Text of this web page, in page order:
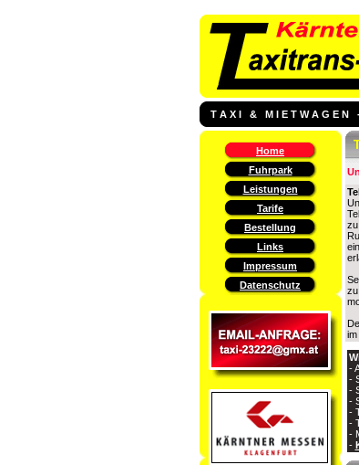
T A X I & M I E T W A G E N -
Home
Fuhrpark
Leistungen
Tarife
Bestellung
Links
Impressum
Datenschutz
im
-
-
-
-
-
-
-
-